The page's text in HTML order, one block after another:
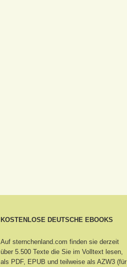
KOSTENLOSE DEUTSCHE EBOOKS
Auf sternchenland.com finden sie derzeit
über 5.500 Texte die Sie im Volltext lesen,
als PDF, EPUB und teilweise als AZW3 (für